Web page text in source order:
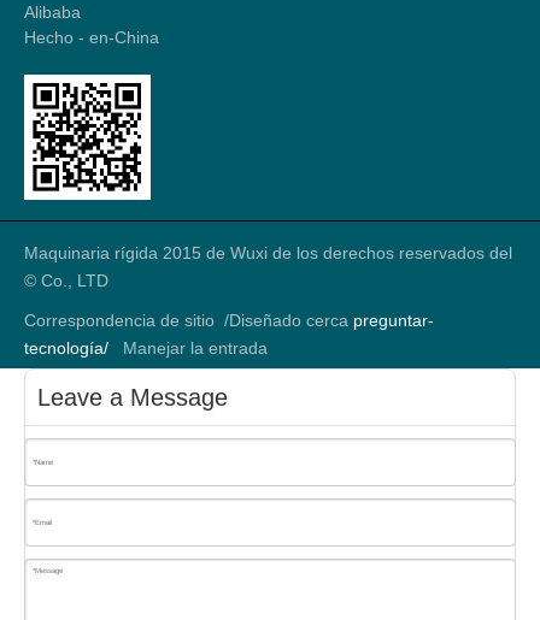
Alibaba
Hecho - en-China
Maquinaria rígida 2015 de Wuxi de los derechos reservados del
© Co., LTD
Correspondencia de sitio /Diseñado cerca preguntar-
tecnología/
Manejar la entrada
Leave a Message